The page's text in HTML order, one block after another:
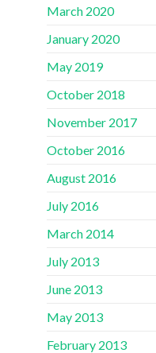
March 2020
January 2020
May 2019
October 2018
November 2017
October 2016
August 2016
July 2016
March 2014
July 2013
June 2013
May 2013
February 2013